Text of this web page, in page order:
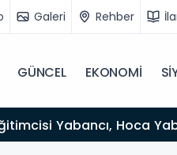
Galeri Rehber
GÜNCEL EKONOMİ
Yabancı, Hoca